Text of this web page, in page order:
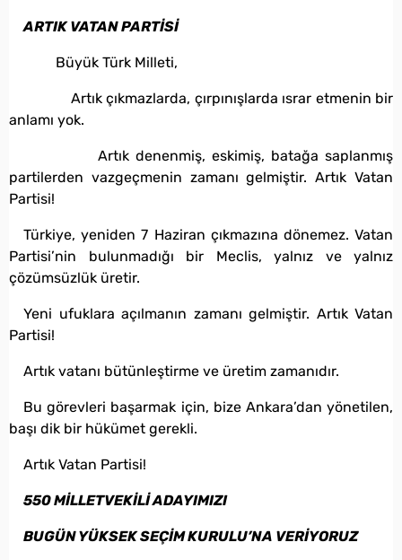
ARTIK VATAN PARTİSİ
Büyük Türk Milleti,
Artık çıkmazlarda, çırpınışlarda ısrar etmenin bir
anlamı yok.
Artık denenmiş, eskimiş, batağa saplanmış
partilerden vazgeçmenin zamanı gelmiştir. Artık Vatan
Partisi!
Türkiye, yeniden 7 Haziran çıkmazına dönemez. Vatan
Partisi’nin bulunmadığı bir Meclis, yalnız ve yalnız
çözümsüzlük üretir.
Yeni ufuklara açılmanın zamanı gelmiştir. Artık Vatan
Partisi!
Artık vatanı bütünleştirme ve üretim zamanıdır.
Bu görevleri başarmak için, bize Ankara’dan yönetilen,
başı dik bir hükümet gerekli.
Artık Vatan Partisi!
550 MİLLETVEKİLİ ADAYIMIZI
BUGÜN YÜKSEK SEÇİM KURULU’NA VERİYORUZ